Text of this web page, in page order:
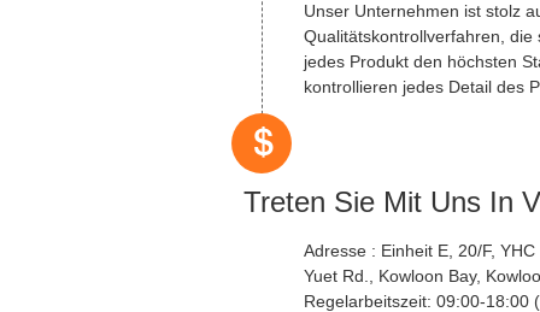
Unser Unternehmen ist stolz
Qualitätskontrollverfahren, die
jedes Produkt den höchsten
kontrollieren jedes Detail des
Treten Sie Mit Uns In
Adresse : Einheit E, 20/F,
Yuet Rd., Kowloon Bay,
Regelarbeitszeit: